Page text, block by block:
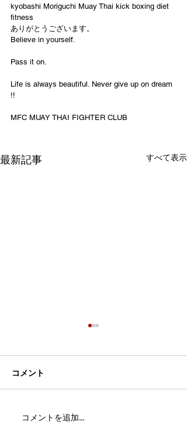
kyobashi Moriguchi Muay Thai kick boxing diet
fitness
ありがとうございます。
Believe in yourself.
Pass it on.
Life is always beautiful. Never give up on dream
!!
MFC MUAY THAI FIGHTER CLUB
最新記事 すべて表示
MFC DREAM FIGHT 24にご
コメント
コメントを追加…